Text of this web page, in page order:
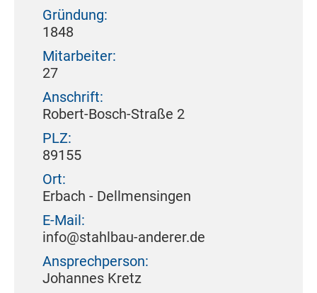
Gründung:
1848
Mitarbeiter:
27
Anschrift:
Robert-Bosch-Straße 2
PLZ:
89155
Ort:
Erbach - Dellmensingen
E-Mail:
info@stahlbau-anderer.de
Ansprechperson:
Johannes Kretz